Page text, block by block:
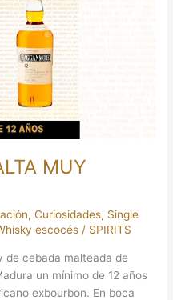
MUY
,Curiosidades, Single
escocés / SPIRITS
de cebada malteada de
un mínimo de 12 años
exbourbon. En boca